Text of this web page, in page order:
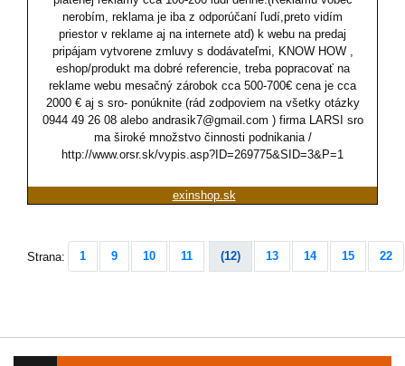
nerobím, reklama je iba z odporúčaní ľudí,preto vidím
priestor v reklame aj na internete atd) k webu na predaj
pripájam vytvorene zmluvy s dodávateľmi, KNOW HOW ,
eshop/produkt ma dobré referencie, treba popracovať na
reklame webu mesačný zárobok cca 500-700€ cena je cca
2000 € aj s sro- ponúknite (rád zodpoviem na všetky otázky
0944 49 26 08 alebo andrasik7@gmail.com ) firma LARSI sro
ma široké množstvo činnosti podnikania /
http://www.orsr.sk/vypis.asp?ID=269775&SID=3&P=1
exinshop.sk
Strana: 1 9 10 11 (12) 13 14 15 22